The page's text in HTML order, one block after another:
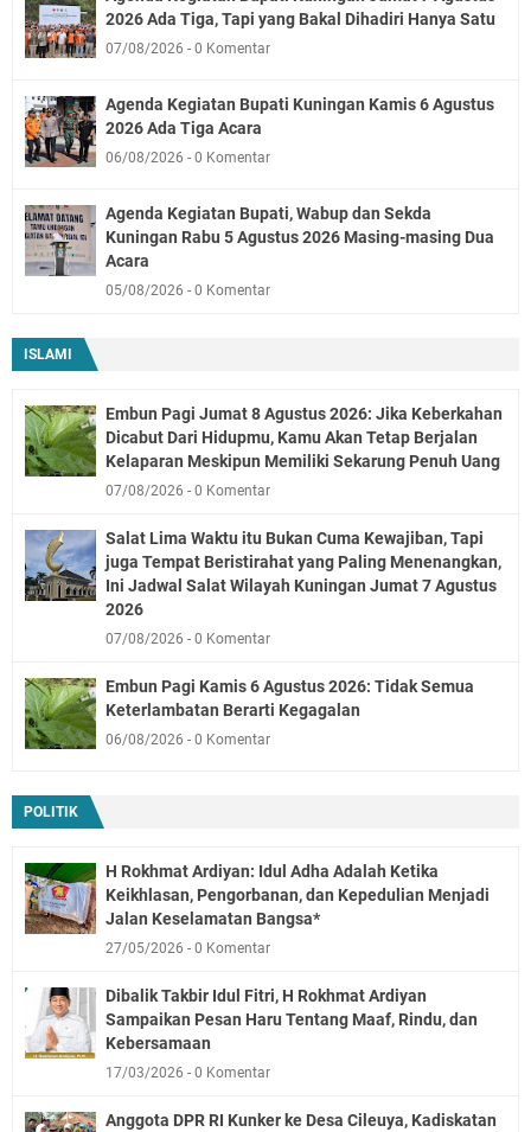
2026 Ada Tiga, Tapi yang Bakal Dihadiri Hanya Satu
07/08/2026 0 Komentar
Agenda Kegiatan Bupati Kuningan Kamis 6 Agustus
2026 Ada Tiga Acara
06/08/2026 0 Komentar
Agenda Kegiatan Bupati, Wabup dan Sekda
Kuningan Rabu 5 Agustus 2026 Masing-masing Dua
Acara
05/08/2026 0 Komentar
ISLAMI
Embun Pagi Jumat 8 Agustus 2026: Jika Keberkahan
Dicabut Dari Hidupmu, Kamu Akan Tetap Berjalan
Kelaparan Meskipun Memiliki Sekarung Penuh Uang
07/08/2026 0 Komentar
Salat Lima Waktu itu Bukan Cuma Kewajiban, Tapi
juga Tempat Beristirahat yang Paling Menenangkan,
Ini Jadwal Salat Wilayah Kuningan Jumat 7 Agustus
2026
07/08/2026 0 Komentar
Embun Pagi Kamis 6 Agustus 2026: Tidak Semua
Keterlambatan Berarti Kegagalan
06/08/2026 0 Komentar
POLITIK
H Rokhmat Ardiyan: Idul Adha Adalah Ketika
Keikhlasan, Pengorbanan, dan Kepedulian Menjadi
Jalan Keselamatan Bangsa*
27/05/2026 0 Komentar
Dibalik Takbir Idul Fitri, H Rokhmat Ardiyan
Sampaikan Pesan Haru Tentang Maaf, Rindu, dan
Kebersamaan
17/03/2026 0 Komentar
Anggota DPR RI Kunker ke Desa Cileuya, Kadiskatan